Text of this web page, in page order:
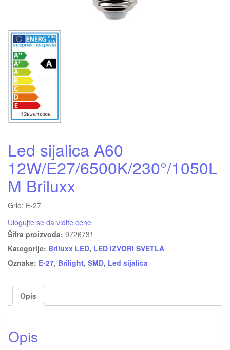
Led sijalica A60
12W/E27/6500K/230°/1050L
M Briluxx
Grlo: E-27
Ulogujte se da vidite cene
Šifra proizvoda: 9726731
Kategorije: Briluxx LED, LED IZVORI SVETLA
Oznake: E-27, Brilight, SMD, Led sijalica
Opis
Opis